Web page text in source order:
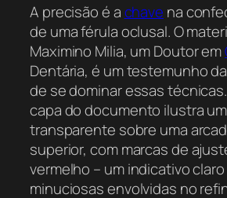
A precisão é achave na
de uma férula oclusal. O
Maximino Milia, um Doutor em
Dentária, é um testemunho
de se dominar essas
capa do documento ilustra
transparente sobre uma
superior, com marcas de
vermelho – um indicativo
minuciosas envolvidas no